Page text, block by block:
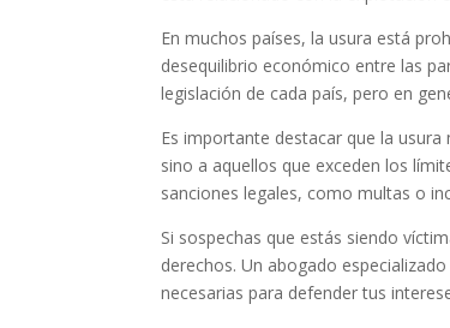
En muchos países, la usura está
desequilibrio económico entre las
legislación de cada país, pero en
Es importante destacar que la
sino a aquellos que exceden los
sanciones legales, como multas o
Si sospechas que estás siendo
derechos. Un abogado
necesarias para defender tus